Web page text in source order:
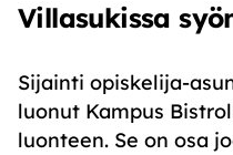
Villasukissa
Sijainti opiskelija-
luonut Kampus
luonteen. Se on osa